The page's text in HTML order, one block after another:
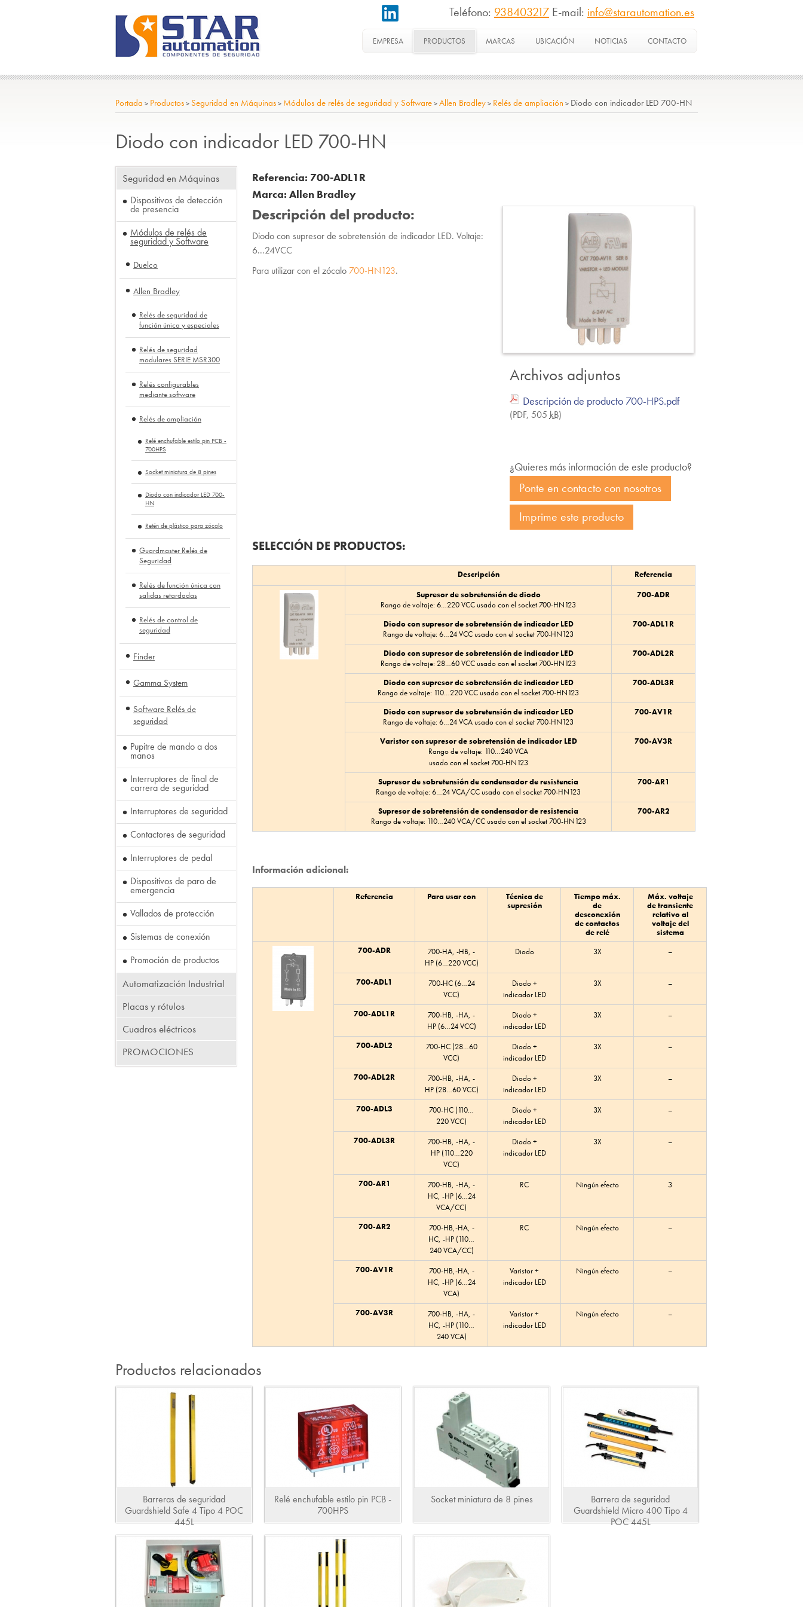
Teléfono: 938403217 E-mail: info@starautomation.es
EMPRESA PRODUCTOS MARCAS UBICACIÓN NOTICIAS CONTACTO
Portada > Productos>Seguridad en Máquinas> Módulos de relés de seguridad y Software>Allen Bradley> Relés de ampliación > Diodo con indicador LED 700-HN
Diodo con indicador LED 700-HN
Seguridad en Máquinas
Dispositivos de detección
de presencia
Módulos de relés de
seguridad y Software
Duelco
Allen Bradley
Relés de seguridad de
función única y especiales
Relés de seguridad
modulares SERIE MSR300
Relés configurables
mediante software
Relés de ampliación
Relé enchufable estilo pin PCB -
700HPS
Socket miniatura de 8 pines
Diodo con indicador LED 700-
HN
Retén de plástico para zócalo
Guardmaster Relés de
Seguridad
Relés de función única con
salidas retardadas
Relés de control de
seguridad
Finder
Gamma System
Software Relés de
seguridad
Pupitre de mando a dos
manos
Interruptores de final de
carrera de seguridad
Interruptores de seguridad
Contactores de seguridad
Interruptores de pedal
Dispositivos de paro de
emergencia
Vallados de protección
Sistemas de conexión
Promoción de productos
Automatización Industrial
Placas y rótulos
Cuadros eléctricos
PROMOCIONES
Referencia: 700-ADL1R
Marca: Allen Bradley
Archivos adjuntos
Descripción de producto 700-HPS.pdf
(PDF, 505 kB)
¿Quieres más información de este producto?
Ponte en contacto con nosotros
Imprime este producto
Descripción del producto:
Diodo con supresor de sobretensión de indicador LED. Voltaje:
6...24VCC
Para utilizar con el zócalo 700-HN123.
SELECCIÓN DE PRODUCTOS:
Descripción
Referencia
Supresor de sobretensión de diodo
Rango de voltaje: 6…220 VCC usado con el socket 700-HN123
700-ADR
Diodo con supresor de sobretensión de indicador LED
Rango de voltaje: 6…24 VCC usado con el socket 700-HN123
700-ADL1R
Diodo con supresor de sobretensión de indicador LED
Rango de voltaje: 28…60 VCC usado con el socket 700-HN123
700-ADL2R
Diodo con supresor de sobretensión de indicador LED
Rango de voltaje: 110…220 VCC usado con el socket 700-HN123
700-ADL3R
Diodo con supresor de sobretensión de indicador LED
Rango de voltaje: 6…24 VCA usado con el socket 700-HN123
700-AV1R
Varistor con supresor de sobretensión de indicador LED
Rango de voltaje: 110…240 VCA
usado con el socket 700-HN123
700-AV3R
Supresor de sobretensión de condensador de resistencia
Rango de voltaje: 6…24 VCA/CC usado con el socket 700-HN123
700-AR1
Supresor de sobretensión de condensador de resistencia
Rango de voltaje: 110…240 VCA/CC usado con el socket 700-HN123
700-AR2
Información adicional:
Referencia Para usar con
Técnica de
supresión
Tiempo máx.
de
desconexión
de contactos
de relé
Máx. voltaje
de transiente
relativo al
voltaje del
sistema
700-ADR
700-HA, -HB, -
HP (6…220 VCC)
Diodo 3X –
700-ADL1
700-HC (6…24
VCC)
Diodo +
indicador LED
3X –
700-ADL1R
700-HB, -HA, -
HP (6…24 VCC)
Diodo +
indicador LED
3X –
700-ADL2
700-HC (28…60
VCC)
Diodo +
indicador LED
3X –
700-ADL2R
700-HB, -HA, -
HP (28…60 VCC)
Diodo +
indicador LED
3X –
700-ADL3
700-HC (110…
220 VCC)
Diodo +
indicador LED
3X –
700-ADL3R
700-HB, -HA, -
HP (110…220
VCC)
Diodo +
indicador LED
3X –
700-AR1
700-HB, -HA, -
HC, -HP (6…24
VCA/CC)
RC Ningún efecto 3
700-AR2
700-HB,-HA, -
HC, -HP (110…
240 VCA/CC)
RC Ningún efecto –
700-AV1R
700-HB,-HA, -
HC, -HP (6…24
VCA)
Varistor +
indicador LED
Ningún efecto –
700-AV3R
700-HB, -HA, -
HC, -HP (110…
240 VCA)
Varistor +
indicador LED
Ningún efecto –
Productos relacionados
Barreras de seguridad
Guardshield Safe 4 Tipo 4 POC
445L
Relé enchufable estilo pin PCB -
700HPS
Socket miniatura de 8 pines
Barrera de seguridad
Guardshield Micro 400 Tipo 4
POC 445L